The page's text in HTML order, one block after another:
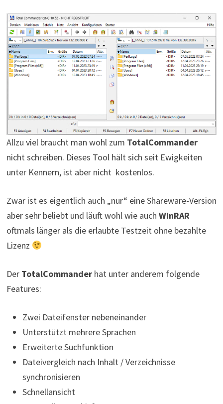
Allzu viel braucht man wohl zum TotalCommander
nicht schreiben. Dieses Tool hält sich seit Ewigkeiten
unter Kennern, ist aber nicht kostenlos.
Zwar ist es eigentlich auch „nur“ eine Shareware-Version
aber sehr beliebt und läuft wohl wie auch WinRAR
oftmals länger als die erlaubte Testzeit ohne bezahlte
Lizenz
Der TotalCommanderhat unter anderem folgende
Features:
Zwei Dateifenster nebeneinander
Unterstützt mehrere Sprachen
Erweiterte Suchfunktion
Dateivergleich nach Inhalt / Verzeichnisse
synchronisieren
Schnellansicht